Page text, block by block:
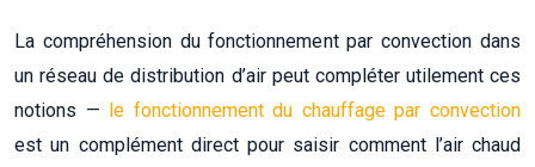
La compréhension du fonctionnement par convection dans
un réseau de distribution d’air peut compléter utilement ces
notions —
le fonctionnement du chauffage par convection
est un complément direct pour saisir comment l’air chaud